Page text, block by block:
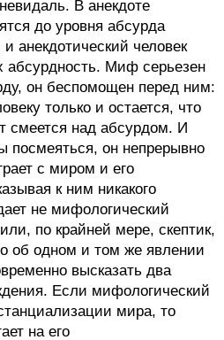
В анекдоте
до уровня абсурда
анекдотический человек
абсурдность. Миф серьезен
он беспомощен перед ним:
только и остается, что
смеется над абсурдом. И
посмеяться, он непрерывно
с миром и его
к ним никакого
не мифологический
по крайней мере, скептик,
об одном и том же явлении
высказать два
Если мифологический
мира, то
на его